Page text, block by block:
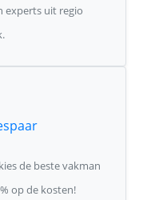
experts uit regio
de beste vakman
op de kosten!